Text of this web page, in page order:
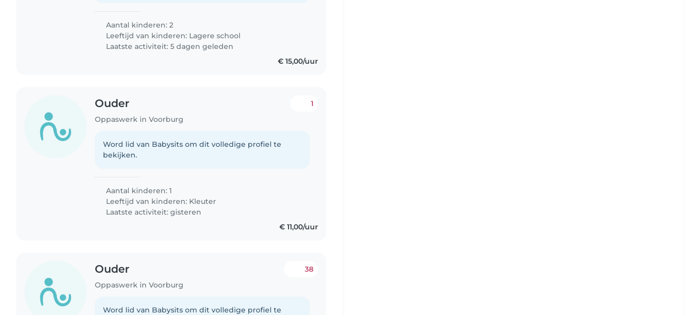
Aantal kinderen: 2
Leeftijd van kinderen: Lagere school
Laatste activiteit: 5 dagen geleden
€ 15,00/uur
Ouder
Oppaswerk in Voorburg
1
Word lid van Babysits om dit volledige profiel te
bekijken.
Aantal kinderen: 1
Leeftijd van kinderen: Kleuter
Laatste activiteit: gisteren
€ 11,00/uur
Ouder
Oppaswerk in Voorburg
38
Word lid van Babysits om dit volledige profiel te